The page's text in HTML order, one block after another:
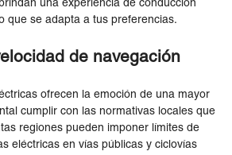
una experiencia de conducción
que se adapta a tus preferencias.
de navegación
ofrecen la emoción de una mayor
cumplir con las normativas locales que
regiones pueden imponer límites de
eléctricas en vías públicas y ciclovías